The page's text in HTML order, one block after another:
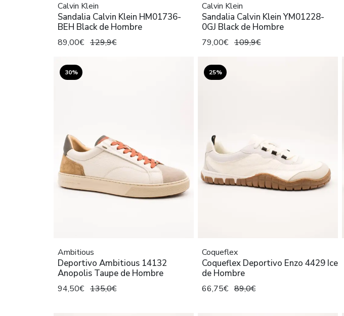
Calvin Klein
Sandalia Calvin Klein HM01736-
BEH Black de Hombre
89,00€ 129,9€
Calvin Klein
Sandalia Calvin Klein YM01228-
0GJ Black de Hombre
79,00€ 109,9€
30%
Ambitious
Deportivo Ambitious 14132
Anopolis Taupe de Hombre
94,50€ 135,0€
25%
Coqueflex
Coqueflex Deportivo Enzo 4429 Ice
de Hombre
66,75€ 89,0€